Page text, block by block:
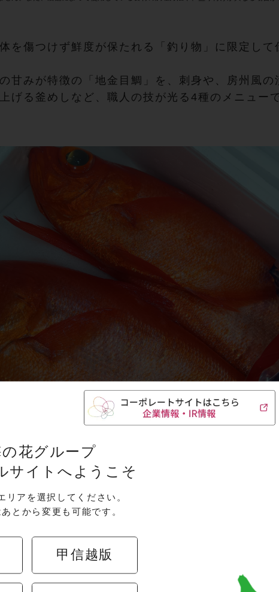
花グループ
サイトへようこそ
リアを選択してください。
とから変更も可能です。
甲信越版
を傷つけず鮮度が保たれる「釣り物」に限定して
甘みが特徴の「地金目鯛」を、刺身や、房州風の
げる釜めしなど、職人の技が光る4種のメニュー
鮮やかな赤色が特徴の「金目鯛」。
し、豊富な餌を食べて育ったものは「地金目鯛（ジキンメ
一本釣りされた金目鯛は魚体へのダメージが少なく、スト
ます 。